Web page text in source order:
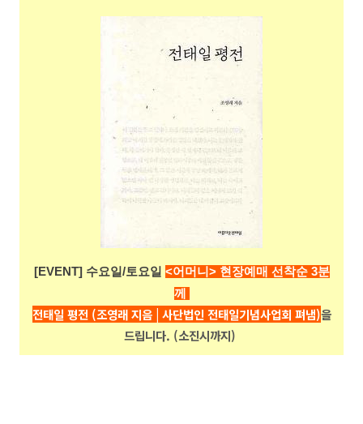
[EVENT] 수요일/토요일 <어머니> 현장예매 선착순 3분
께
전태일 평전 (조영래 지음 | 사단법인 전태일기념사업회 펴냄)을
드립니다. (소진시까지)